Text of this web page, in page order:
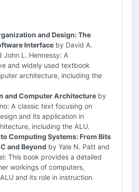
and Design: The
Interface by David A.
John L. Hennessy: A
and widely used textbook
architecture, including the
and Computer Architecture by
A classic text focusing on
and its application in
including the ALU.
Computing Systems: From Bits
and Beyond by Yale N. Patt and
This book provides a detailed
workings of computers,
and its role in instruction